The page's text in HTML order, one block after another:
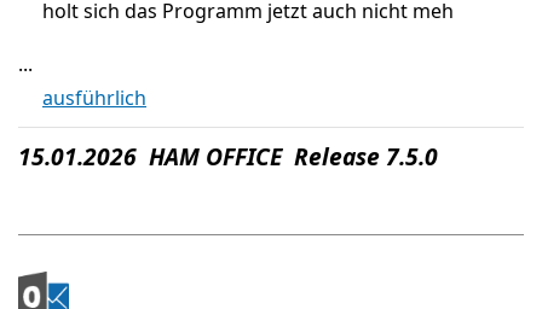
holt sich das Programm jetzt auch nicht meh
...
ausführlich
15.01.2026 HAM OFFICE Release 7.5.0